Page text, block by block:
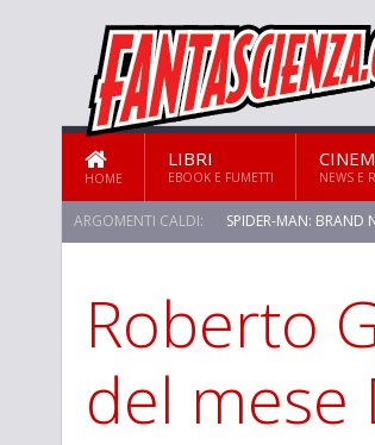
HOME
LIBRI
EBOOK E FUMETTI NEWS E
ARGOMENTI CALDI: SPIDER-MAN: BRAND
Roberto
del mese